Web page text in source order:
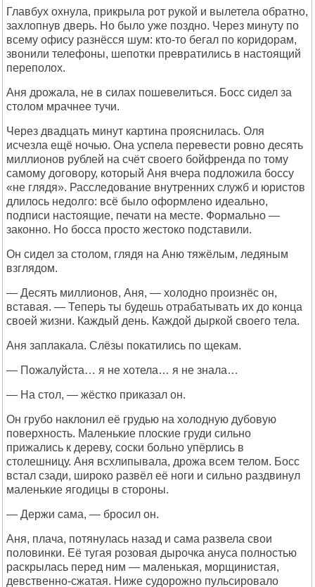
Главбух охнула, прикрыла рот рукой и вылетела обратно,
захлопнув дверь. Но было уже поздно. Через минуту по
всему офису разнёсся шум: кто-то бегал по коридорам,
звонили телефоны, шепотки превратились в настоящий
переполох.
Аня дрожала, не в силах пошевелиться. Босс сидел за
столом мрачнее тучи.
Через двадцать минут картина прояснилась. Оля
исчезла ещё ночью. Она успела перевести ровно десять
миллионов рублей на счёт своего бойфренда по тому
самому договору, который Аня вчера подложила боссу
«не глядя». Расследование внутренних служб и юристов
длилось недолго: всё было оформлено идеально,
подписи настоящие, печати на месте. Формально —
законно. Но босса просто жестоко подставили.
Он сидел за столом, глядя на Аню тяжёлым, ледяным
взглядом.
— Десять миллионов, Аня, — холодно произнёс он,
вставая. — Теперь ты будешь отрабатывать их до конца
своей жизни. Каждый день. Каждой дыркой своего тела.
Аня заплакала. Слёзы покатились по щекам.
— Пожалуйста… я не хотела… я не знала…
— На стол, — жёстко приказал он.
Он грубо наклонил её грудью на холодную дубовую
поверхность. Маленькие плоские груди сильно
прижались к дереву, соски больно упёрлись в
столешницу. Аня всхлипывала, дрожа всем телом. Босс
встал сзади, широко развёл её ноги и сильно раздвинул
маленькие ягодицы в стороны.
— Держи сама, — бросил он.
Аня, плача, потянулась назад и сама развела свои
половинки. Её тугая розовая дырочка ануса полностью
раскрылась перед ним — маленькая, морщинистая,
девственно-сжатая. Ниже судорожно пульсировало